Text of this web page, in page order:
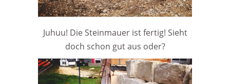
Juhuu! Die Steinmauer ist fertig! Sieht
doch schon gut aus oder?